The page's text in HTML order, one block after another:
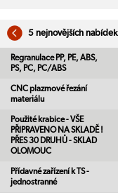
5 nejnovějších nabídek
Regranulace PP, PE, ABS,
PS, PC, PC/ABS
CNC plazmové řezání
materiálu
Použité krabice - VŠE
PŘIPRAVENO NA SKLADĚ !
PŘES 30 DRUHŮ - SKLAD
OLOMOUC
Přídavné zařízení k TS -
jednostranné